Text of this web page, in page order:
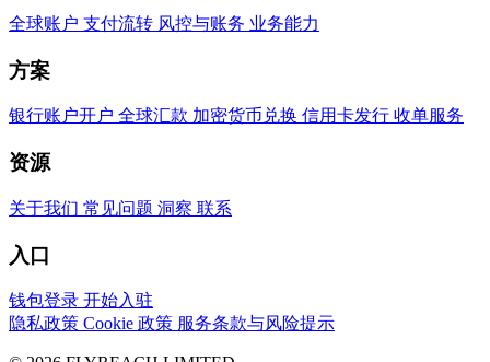
全球账户 支付流转 风控与账务 业务能力
方案
银行账户开户 全球汇款 加密货币兑换 信用卡发行 收单服务
资源
关于我们 常见问题 洞察 联系
入口
钱包登录 开始入驻
隐私政策 Cookie 政策 服务条款与风险提示